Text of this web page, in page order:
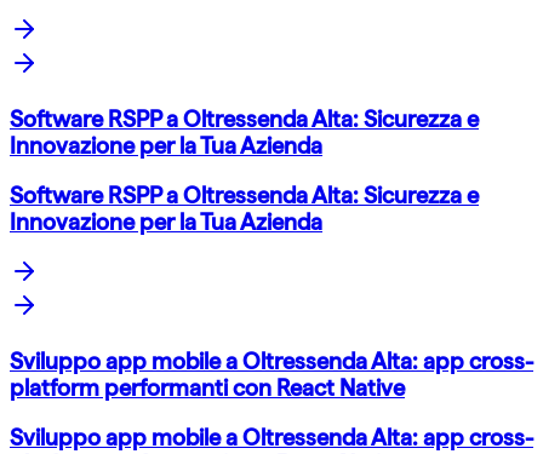
Software RSPP a Oltressenda Alta: Sicurezza e
Innovazione per la Tua Azienda
Software RSPP a Oltressenda Alta: Sicurezza e
Innovazione per la Tua Azienda
Sviluppo app mobile a Oltressenda Alta: app cross-
platform performanti con React Native
Sviluppo app mobile a Oltressenda Alta: app cross-